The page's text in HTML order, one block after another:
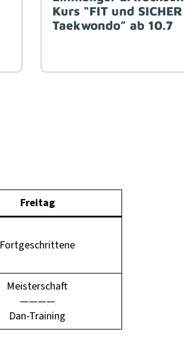
Kurs “FIT und
Taekwondo” ab 10.7
Fre­itag
Fort­geschrit­tene
Meis­ter­schaft
————
Dan-Train­ing